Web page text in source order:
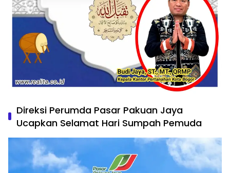
Direksi Perumda Pasar Pakuan Jaya
Ucapkan Selamat Hari Sumpah Pemuda